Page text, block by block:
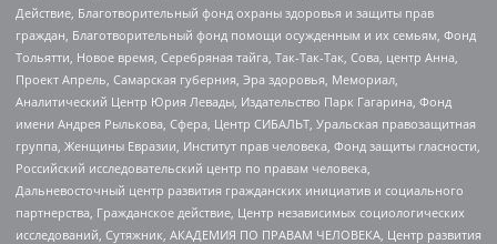
Действие, Благотворительный фонд охраны здоровья и защиты прав
граждан, Благотворительный фонд помощи осужденным и их семьям, Фонд
Тольятти, Новое время, Серебряная тайга, Так-Так-Так, Сова, центр Анна,
Проект Апрель, Самарская губерния, Эра здоровья, Мемориал,
Аналитический Центр Юрия Левады, Издательство Парк Гагарина, Фонд
имени Андрея Рылькова, Сфера, Центр СИБАЛЬТ, Уральская правозащитная
группа, Женщины Евразии, Институт прав человека, Фонд защиты гласности,
Российский исследовательский центр по правам человека,
Дальневосточный центр развития гражданских инициатив и социального
партнерства, Гражданское действие, Центр независимых социологических
исследований, Сутяжник, АКАДЕМИЯ ПО ПРАВАМ ЧЕЛОВЕКА, Центр развития